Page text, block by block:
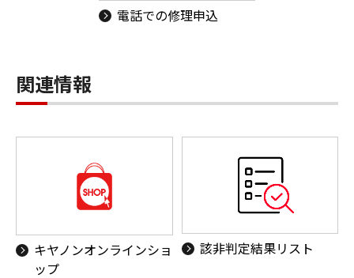
電話での修理申込
関連情報
キヤノンオンラインショ
ップ
該非判定結果リスト